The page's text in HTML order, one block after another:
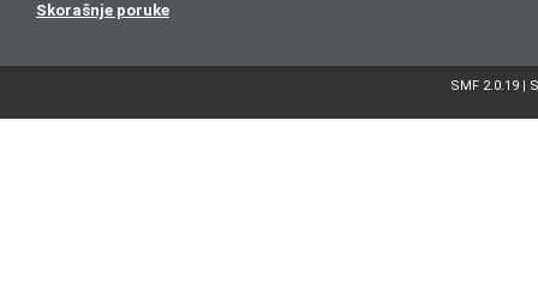
Skorašnje poruke
SMF 2.0.19|